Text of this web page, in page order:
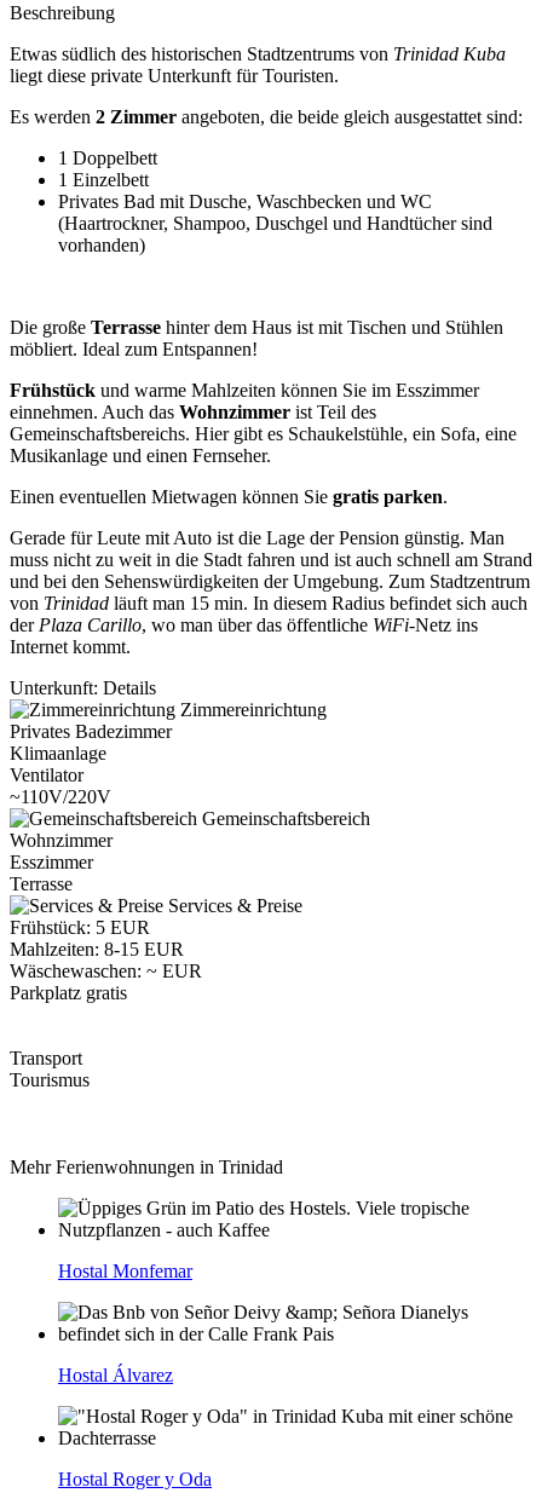
Beschreibung
Etwas südlich des historischen Stadtzentrums von Trinidad Kuba
liegt diese private Unterkunft für Touristen.
Es werden 2 Zimmer angeboten, die beide gleich ausgestattet sind:
1 Doppelbett
1 Einzelbett
Privates Bad mit Dusche, Waschbecken und WC
(Haartrockner, Shampoo, Duschgel und Handtücher sind
vorhanden)
Die große Terrasse hinter dem Haus ist mit Tischen und Stühlen
möbliert. Ideal zum Entspannen!
Frühstück und warme Mahlzeiten können Sie im Esszimmer
einnehmen. Auch das Wohnzimmer ist Teil des
Gemeinschaftsbereichs. Hier gibt es Schaukelstühle, ein Sofa, eine
Musikanlage und einen Fernseher.
Einen eventuellen Mietwagen können Sie gratis parken.
Gerade für Leute mit Auto ist die Lage der Pension günstig. Man
muss nicht zu weit in die Stadt fahren und ist auch schnell am Strand
und bei den Sehenswürdigkeiten der Umgebung. Zum Stadtzentrum
von Trinidad läuft man 15 min. In diesem Radius befindet sich auch
der Plaza Carillo, wo man über das öffentliche WiFi-Netz ins
Internet kommt.
Unterkunft: Details
Zimmereinrichtung
Privates Badezimmer
Klimaanlage
Ventilator
~110V/220V
Gemeinschaftsbereich
Wohnzimmer
Esszimmer
Terrasse
Services & Preise
Frühstück: 5 EUR
Mahlzeiten: 8-15 EUR
Wäschewaschen: ~ EUR
Parkplatz gratis
Transport
Tourismus
Mehr Ferienwohnungen in Trinidad
Hostal Monfemar
Hostal Álvarez
Hostal Roger y Oda